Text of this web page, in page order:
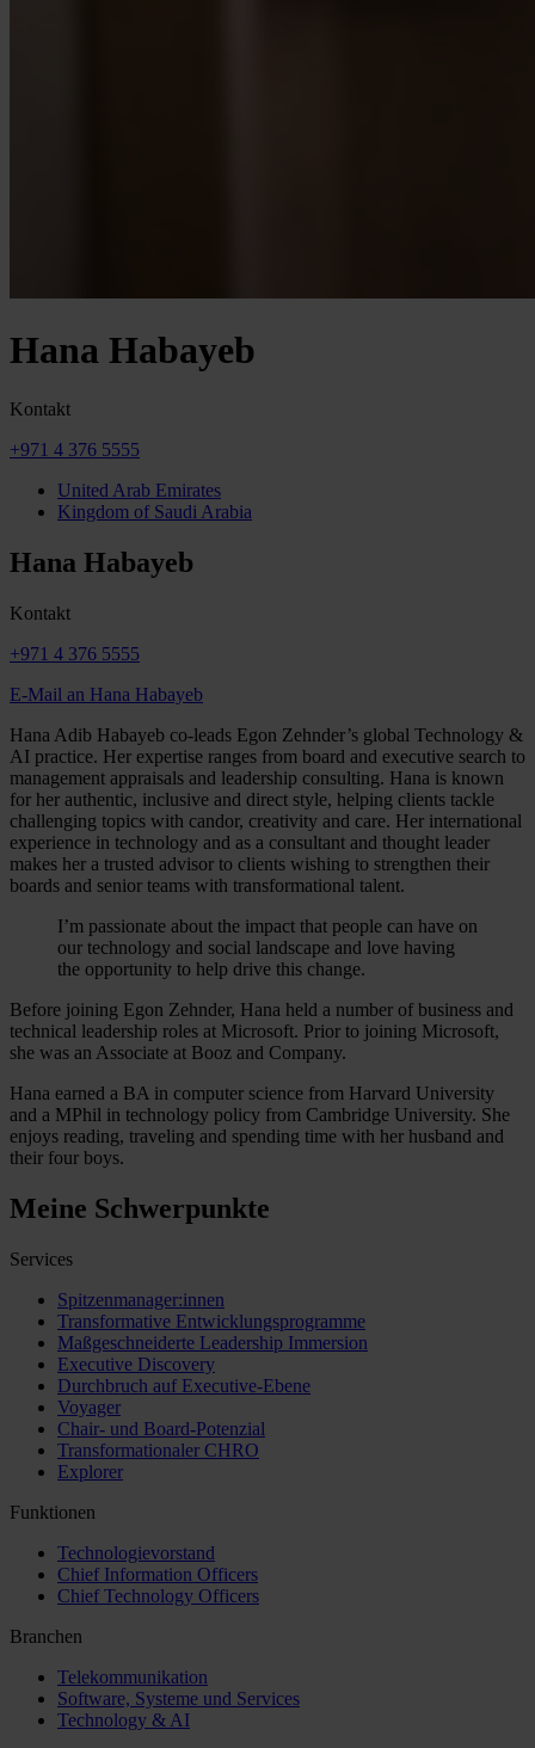
Hana Habayeb
Kontakt
+971 4 376 5555
United Arab Emirates
Kingdom of Saudi Arabia
Hana Habayeb
Kontakt
+971 4 376 5555
E-Mail an Hana Habayeb
Hana Adib Habayeb co-leads Egon Zehnder’s global Technology &
AI practice. Her expertise ranges from board and executive search to
management appraisals and leadership consulting. Hana is known
for her authentic, inclusive and direct style, helping clients tackle
challenging topics with candor, creativity and care. Her international
experience in technology and as a consultant and thought leader
makes her a trusted advisor to clients wishing to strengthen their
boards and senior teams with transformational talent.
I’m passionate about the impact that people can have on
our technology and social landscape and love having
the opportunity to help drive this change.
Before joining Egon Zehnder, Hana held a number of business and
technical leadership roles at Microsoft. Prior to joining Microsoft,
she was an Associate at Booz and Company.
Hana earned a BA in computer science from Harvard University
and a MPhil in technology policy from Cambridge University. She
enjoys reading, traveling and spending time with her husband and
their four boys.
Meine Schwerpunkte
Services
Spitzenmanager:innen
Transformative Entwicklungsprogramme
Maßgeschneiderte Leadership Immersion
Executive Discovery
Durchbruch auf Executive-Ebene
Voyager
Chair- und Board-Potenzial
Transformationaler CHRO
Explorer
Funktionen
Technologievorstand
Chief Information Officers
Chief Technology Officers
Branchen
Telekommunikation
Software, Systeme und Services
Technology & AI